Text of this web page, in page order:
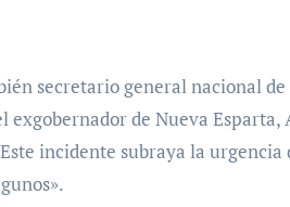
secretario general nacional
exgobernador de Nueva
incidente subraya la